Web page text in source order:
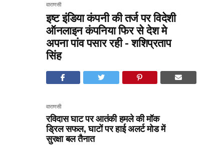
वाराणसी
इष्ट इंडिया कंपनी की तर्ज पर विदेशी
ऑनलाइन कंपनिया फिर से देश मे
अपना पांव पसार रही - शशिप्रताप
सिंह
वाराणसी
रविदास घाट पर आतंकी हमले की मॉक
ड्रिल सफल, घाटों पर हाई अलर्ट मोड में
सुरक्षा बल तैनात